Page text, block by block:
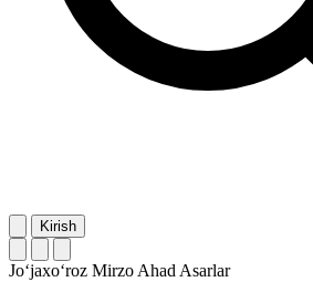
Kirish
Jo‘jaxo‘roz Mirzo AhadAsarlar